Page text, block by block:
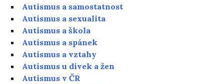
Autismus a samostatnost
Autismus a sexualita
Autismus a škola
Autismus a spánek
Autismus a vztahy
Autismus u dívek a žen
Autismus v ČR